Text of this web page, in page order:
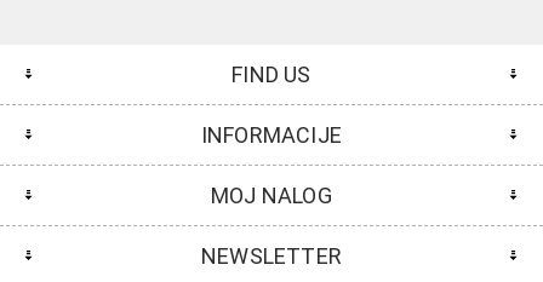
FIND US
INFORMACIJE
MOJ NALOG
NEWSLETTER